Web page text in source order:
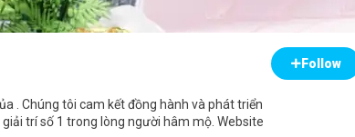
. Chúng tôi cam kết đồng hành và phát triển
trí số 1 trong lòng người hâm mộ. Website
Follow